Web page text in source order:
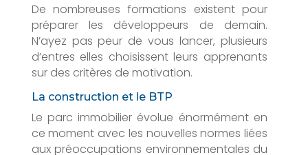
De nombreuses formations existent pour
préparer les développeurs de demain.
N’ayez pas peur de vous lancer, plusieurs
d’entres elles choisissent leurs apprenants
sur des critères de motivation.
La construction et le BTP
Le parc immobilier évolue énormément en
ce moment avec les nouvelles normes liées
aux préoccupations environnementales du